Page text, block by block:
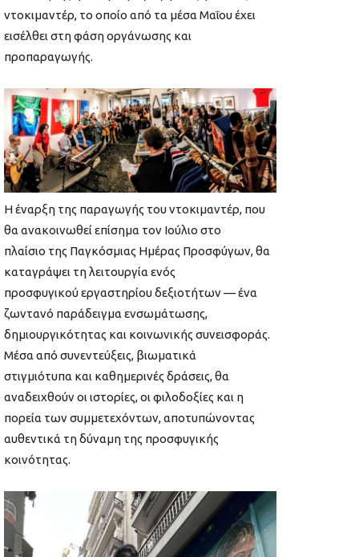
ντοκιμαντέρ, το οποίο από τα μέσα Μαΐου έχει
εισέλθει στη φάση οργάνωσης και
προπαραγωγής.
Η έναρξη της παραγωγής του ντοκιμαντέρ, που
θα ανακοινωθεί επίσημα τον Ιούλιο στο
πλαίσιο της Παγκόσμιας Ημέρας Προσφύγων, θα
καταγράψει τη λειτουργία ενός
προσφυγικού εργαστηρίου δεξιοτήτων — ένα
ζωντανό παράδειγμα ενσωμάτωσης,
δημιουργικότητας και κοινωνικής συνεισφοράς.
Μέσα από συνεντεύξεις, βιωματικά
στιγμιότυπα και καθημερινές δράσεις, θα
αναδειχθούν οι ιστορίες, οι φιλοδοξίες και η
πορεία των συμμετεχόντων, αποτυπώνοντας
αυθεντικά τη δύναμη της προσφυγικής
κοινότητας.